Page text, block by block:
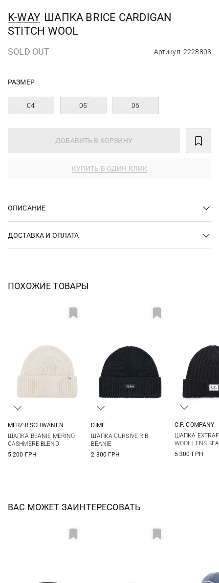
K-WAY ШАПКА BRICE CARDIGAN
STITCH WOOL
SOLD OUT Артикул: 2228803
РАЗМЕР
04 05 06
ДОБАВИТЬ В КОРЗИНУ
КУПИТЬ В ОДИН КЛИК
ОПИСАНИЕ
ДОСТАВКА И ОПЛАТА
ПОХОЖИЕ ТОВАРЫ
MERZ B.SCHWANEN
ШАПКА BEANIE MERINO
CASHMERE BLEND
5 200 ГРН
DIME
ШАПКА CURSIVE RIB
BEANIE
2 300 ГРН
C.P. COMPANY
ШАПКА
WOOL LENS
5 300 ГРН
ВАС МОЖЕТ ЗАИНТЕРЕСОВАТЬ